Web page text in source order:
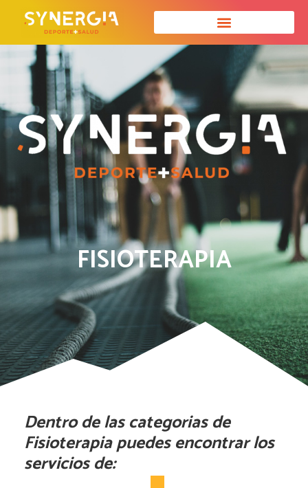
FISIOTERAPIA
Dentro de las categorias de
Fisioterapia puedes encontrar los
servicios de: